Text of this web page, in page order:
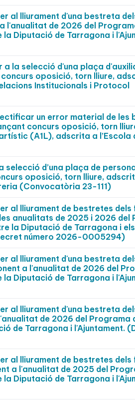
al lliurament d'una bestreta
l'anualitat de 2026 del
Diputació de Tarragona i
a la selecció d'una plaça
oposició, torn lliure,
Institucionals i Protocol
un error material de les
concurs oposició, torn
(A1L), adscrita a l’Escola
selecció d’una plaça de
oposició, torn lliure,
(Convocatòria 23-111)
al lliurament de bestretes dels
anualitats de 2025 i 2026 del
la Diputació de Tarragona i els
número 2026-0005294)
al lliurament d'una bestreta
a l'anualitat de 2026 del
Diputació de Tarragona i
al lliurament d'una bestreta
de 2026 del Programa
de Tarragona i l'Ajuntament.
al lliurament de bestretes dels
a l'anualitat de 2025 del
Diputació de Tarragona i